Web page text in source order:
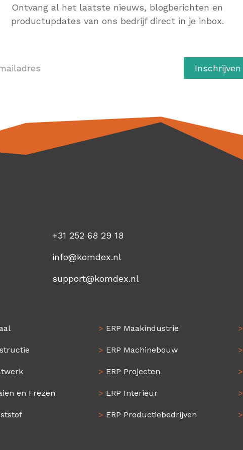
Ontvang al het laatste nieuws, blogberichten en
productupdates van ons bedrijf direct in je inbox.
Inschrijven
en Frezen
> ERP Maakindustrie
> ERP Machinebouw
> ERP Projecten
> ERP Interieur
> ERP Productiebedrijven
>
>
>
>
>
+31 252 68 29 18
info@komdex.nl
support@komdex.nl